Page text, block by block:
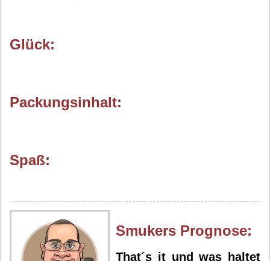
Glück:
Packungsinhalt:
Spaß:
Smukers Prognose:
That´s it und was haltet